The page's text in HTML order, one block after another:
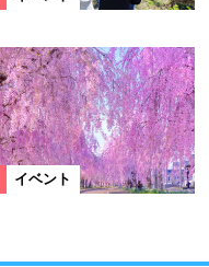
イベント